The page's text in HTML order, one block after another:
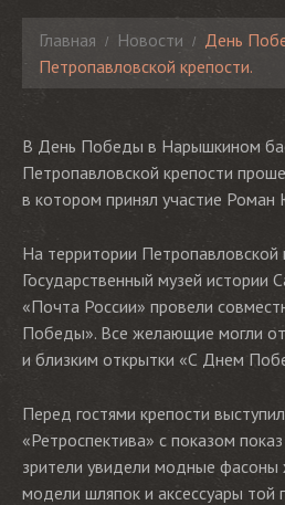
Главная Новости
День
Петропавловской крепости.
В День Победы в Нарышкином
Петропавловской крепости
в котором принял участие Роман
На территории Петропавловской
Государственный музей истории
«Почта России» провели
Победы». Все желающие могли
и близким открытки «С Днем
Перед гостями крепости
«Ретроспектива» с показом
зрители увидели модные фасоны
модели шляпок и аксессуары той